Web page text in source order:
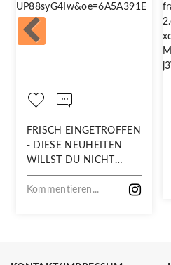
FRISCH EINGETROFFEN
- DIESE NEUHEITEN
WILLST DU NICHT
VERPASSEN!
Kommentieren...